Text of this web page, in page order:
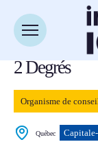
Ouvrir
la
du
site
Retour à la
2 Degrés
Organisme de
Québec